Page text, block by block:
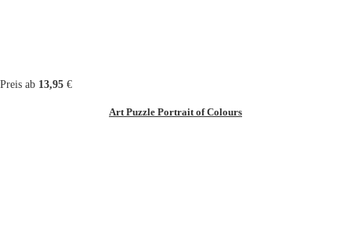
Preis ab 13,95 €
Art Puzzle Portrait of Colours